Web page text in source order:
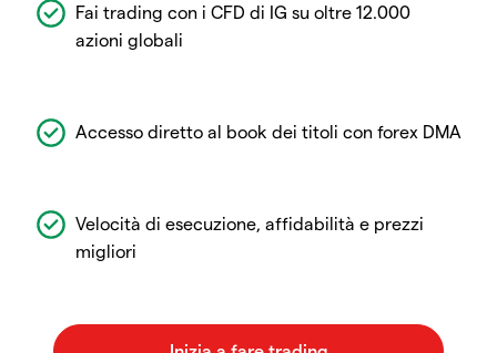
Fai trading con i CFD di IG su oltre 12.000
azioni globali
Accesso diretto al book dei titoli con forex DMA
Velocità di esecuzione, affidabilità e prezzi
migliori